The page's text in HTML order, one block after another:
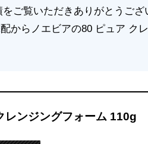
ご覧いただきありがとうござ
からノエビアの80 ピュア ク
レンジングフォーム 110g